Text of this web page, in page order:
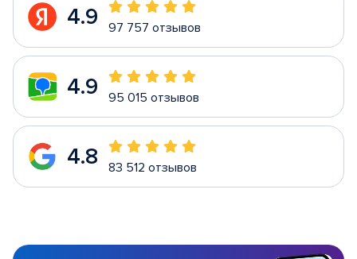
4.9 97 757 отзывов
4.9 95 015 отзывов
4.8 83 512 отзывов